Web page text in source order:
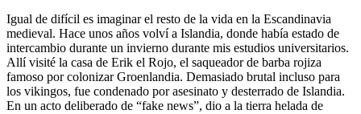
Igual de difícil es imaginar el resto de la vida en la Escandinavia
medieval. Hace unos años volví a Islandia, donde había estado de
intercambio durante un invierno durante mis estudios universitarios.
Allí visité la casa de Erik el Rojo, el saqueador de barba rojiza
famoso por colonizar Groenlandia. Demasiado brutal incluso para
los vikingos, fue condenado por asesinato y desterrado de Islandia.
En un acto deliberado de “fake news”, dio a la tierra helada de